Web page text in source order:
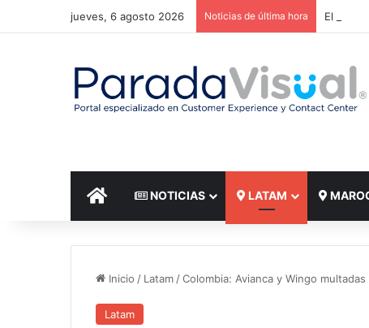
jueves, 6 agosto 2026 Noticias de última hora El reto
INICIO NOTICIAS LATAM
Inicio / Latam/Colombia: Avianca y Wingo
Latam